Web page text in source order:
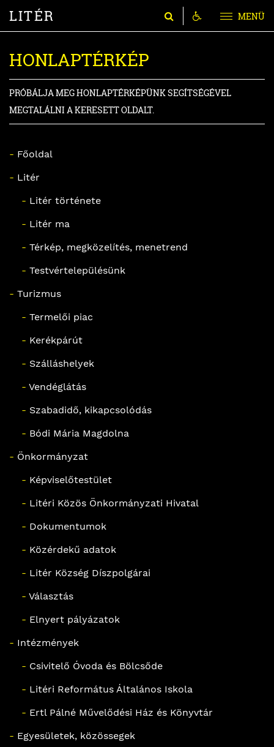
LITÉR MENÜ
HONLAPTÉRKÉP
PRÓBÁLJA MEG HONLAPTÉRKÉPÜNK SEGÍTSÉGÉVEL
MEGTALÁLNI A KERESETT OLDALT.
- Főoldal
- Litér
- Litér története
- Litér ma
- Térkép, megközelítés, menetrend
- Testvértelepülésünk
- Turizmus
- Termelői piac
- Kerékpárút
- Szálláshelyek
- Vendéglátás
- Szabadidő, kikapcsolódás
- Bódi Mária Magdolna
- Önkormányzat
- Képviselőtestület
- Litéri Közös Önkormányzati Hivatal
- Dokumentumok
- Közérdekű adatok
- Litér Község Díszpolgárai
- Választás
- Elnyert pályázatok
- Intézmények
- Csivitelő Óvoda és Bölcsőde
- Litéri Református Általános Iskola
- Ertl Pálné Művelődési Ház és Könyvtár
- Egyesületek, közössegek